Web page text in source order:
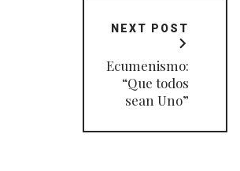
NEXT POST
Ecumenismo:
“Que todos
sean Uno”